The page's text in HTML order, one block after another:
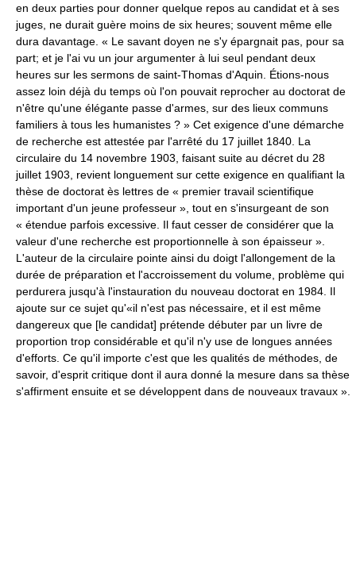
en deux parties pour donner quelque repos au candidat et à ses
juges, ne durait guère moins de six heures; souvent même elle
dura davantage. « Le savant doyen ne s'y épargnait pas, pour sa
part; et je l'ai vu un jour argumenter à lui seul pendant deux
heures sur les sermons de saint-Thomas d'Aquin. Étions-nous
assez loin déjà du temps où l'on pouvait reprocher au doctorat de
n'être qu'une élégante passe d'armes, sur des lieux communs
familiers à tous les humanistes ? » Cet exigence d'une démarche
de recherche est attestée par l'arrêté du 17 juillet 1840. La
circulaire du 14 novembre 1903, faisant suite au décret du 28
juillet 1903, revient longuement sur cette exigence en qualifiant la
thèse de doctorat ès lettres de « premier travail scientifique
important d'un jeune professeur », tout en s'insurgeant de son
« étendue parfois excessive. Il faut cesser de considérer que la
valeur d'une recherche est proportionnelle à son épaisseur ».
L'auteur de la circulaire pointe ainsi du doigt l'allongement de la
durée de préparation et l'accroissement du volume, problème qui
perdurera jusqu'à l'instauration du nouveau doctorat en 1984. Il
ajoute sur ce sujet qu'«il n'est pas nécessaire, et il est même
dangereux que [le candidat] prétende débuter par un livre de
proportion trop considérable et qu'il n'y use de longues années
d'efforts. Ce qu'il importe c'est que les qualités de méthodes, de
savoir, d'esprit critique dont il aura donné la mesure dans sa thèse
s'affirment ensuite et se développent dans de nouveaux travaux ».